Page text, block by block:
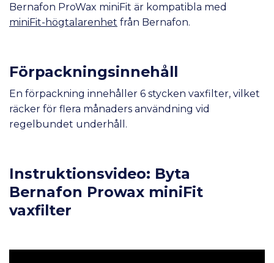
Bernafon ProWax miniFit är kompatibla med
miniFit-högtalarenhet från Bernafon.
Förpackningsinnehåll
En förpackning innehåller 6 stycken vaxfilter, vilket
räcker för flera månaders användning vid
regelbundet underhåll.
Instruktionsvideo: Byta
Bernafon Prowax miniFit
vaxfilter